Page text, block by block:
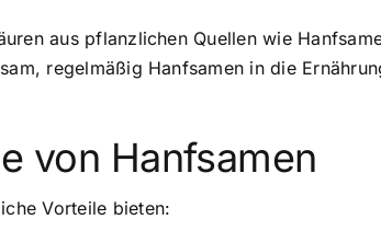
aus pflanzlichen Quellen wie
regelmäßig Hanfsamen in die
von Hanfsamen
Vorteile bieten: